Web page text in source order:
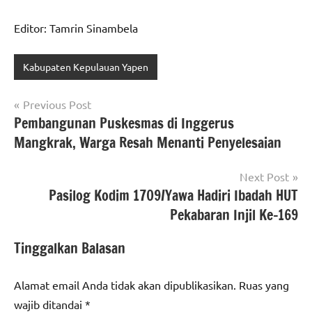
Editor: Tamrin Sinambela
Kabupaten Kepulauan Yapen
Navigasi
pos
Previous Post
Pembangunan Puskesmas di Inggerus
Mangkrak, Warga Resah Menanti Penyelesaian
Next Post
Pasilog Kodim 1709/Yawa Hadiri Ibadah HUT
Pekabaran Injil Ke-169
Tinggalkan Balasan
Alamat email Anda tidak akan dipublikasikan. Ruas yang
wajib ditandai *